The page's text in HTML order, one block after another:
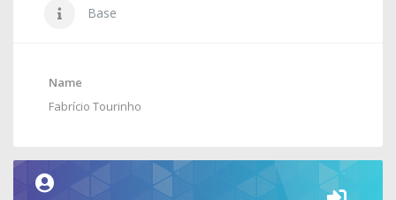
Base
Name
Fabrício Tourinho